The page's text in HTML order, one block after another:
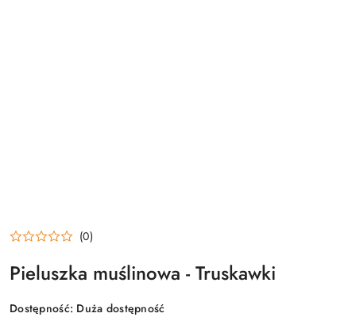
(0)
Pieluszka muślinowa - Truskawki
Dostępność: Duża dostępność